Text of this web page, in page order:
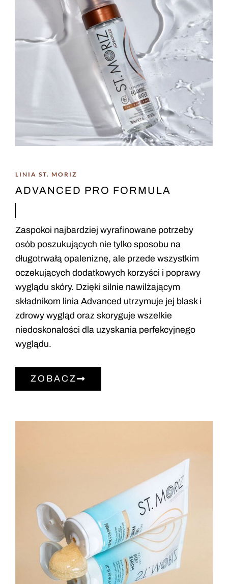
LINIA ST. MORIZ
ADVANCED PRO FORMULA
Zaspokoi najbardziej wyrafinowane potrzeby
osób poszukujących nie tylko sposobu na
długotrwałą opaleniznę, ale przede wszystkim
oczekujących dodatkowych korzyści i poprawy
wyglądu skóry. Dzięki silnie nawilżającym
składnikom linia Advanced utrzymuje jej blask i
zdrowy wygląd oraz skoryguje wszelkie
niedoskonałości dla uzyskania perfekcyjnego
wyglądu.
ZOBACZ